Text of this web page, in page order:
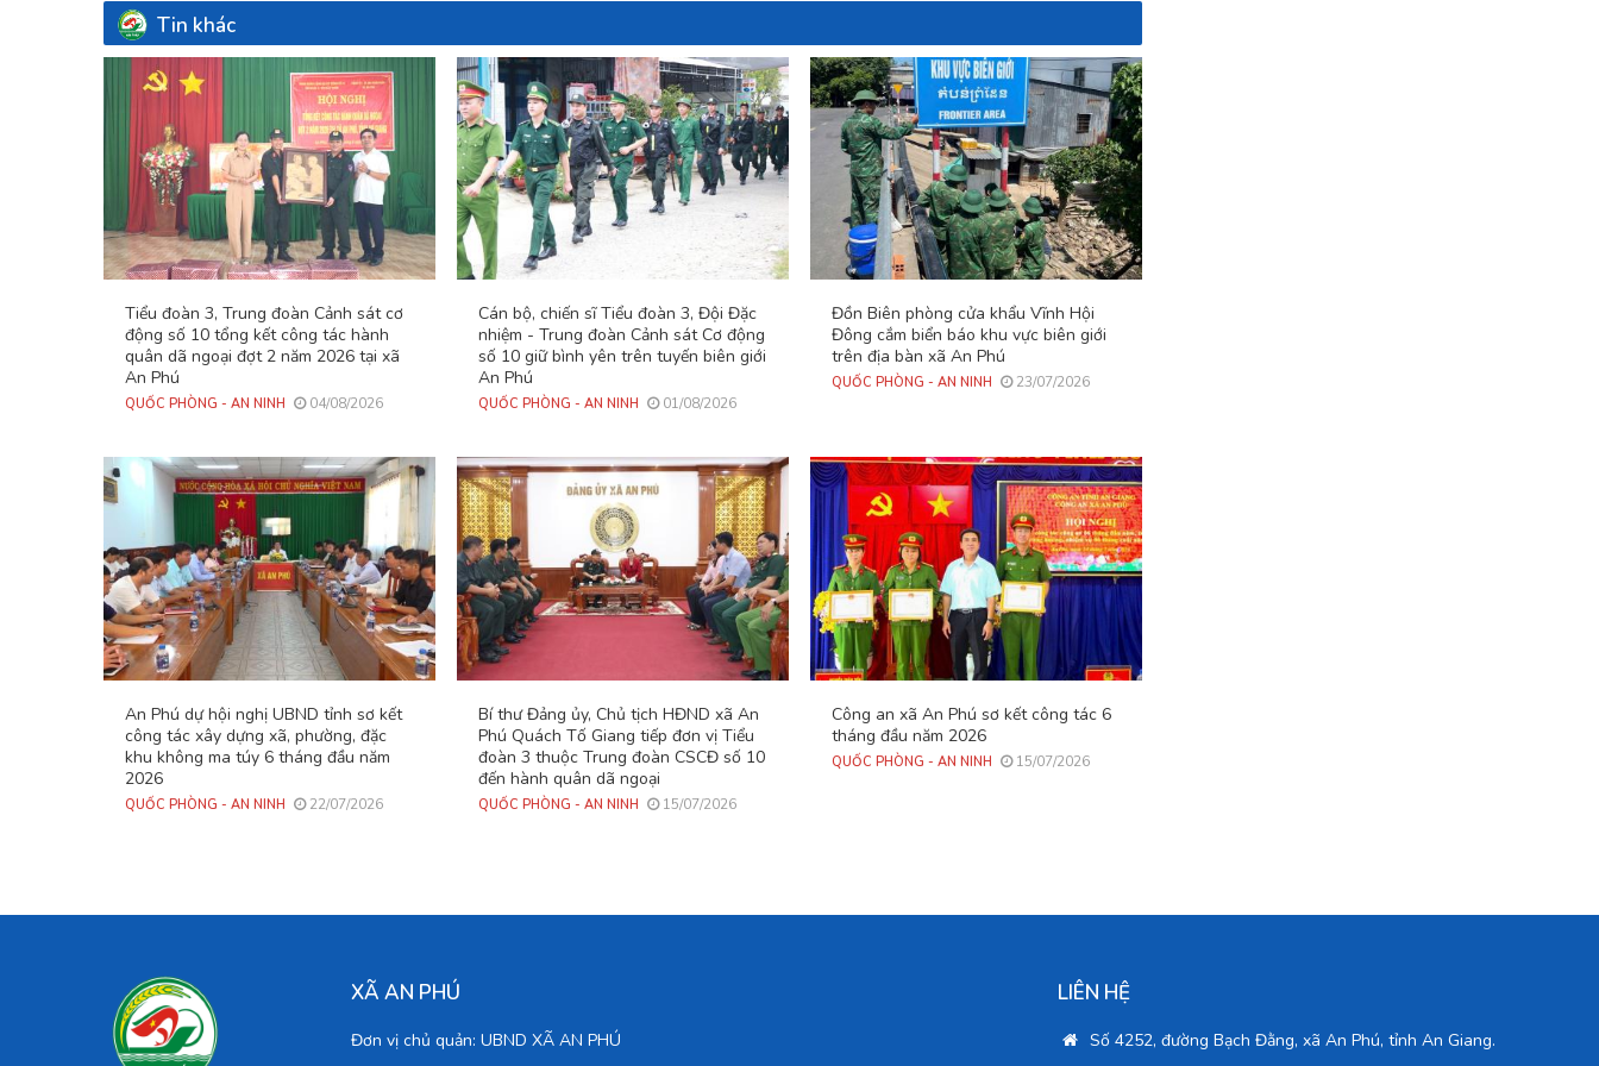
Tin khác
Tiểu đoàn 3, Trung đoàn Cảnh sát cơ
động số 10 tổng kết công tác hành
quân dã ngoại đợt 2 năm 2026 tại xã
An Phú
QUỐC PHÒNG - AN NINH 04/08/2026
Cán bộ, chiến sĩ Tiểu đoàn 3, Đội Đặc
nhiệm - Trung đoàn Cảnh sát Cơ động
số 10 giữ bình yên trên tuyến biên giới
An Phú
QUỐC PHÒNG - AN NINH 01/08/2026
Đồn Biên phòng cửa khẩu Vĩnh Hội
Đông cắm biển báo khu vực biên giới
trên địa bàn xã An Phú
QUỐC PHÒNG - AN NINH 23/07/2026
An Phú dự hội nghị UBND tỉnh sơ kết
công tác xây dựng xã, phường, đặc
khu không ma túy 6 tháng đầu năm
2026
QUỐC PHÒNG - AN NINH 22/07/2026
Bí thư Đảng ủy, Chủ tịch HĐND xã An
Phú Quách Tố Giang tiếp đơn vị Tiểu
đoàn 3 thuộc Trung đoàn CSCĐ số 10
đến hành quân dã ngoại
QUỐC PHÒNG - AN NINH 15/07/2026
Công an xã An Phú sơ kết công tác 6
tháng đầu năm 2026
QUỐC PHÒNG - AN NINH 15/07/2026
XÃ AN PHÚ
Đơn vị chủ quản: UBND XÃ AN PHÚ
LIÊN HỆ
Số 4252, đường Bạch Đằng, xã An Phú, tỉnh An Giang.